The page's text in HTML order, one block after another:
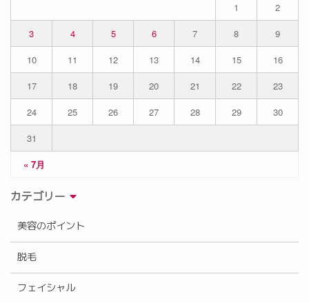
« 7月
1
2
3
4 5 6 7 8
9
10
11 12 13 14 15
16
17
18 19 20 21 22
23
24
25 26 27 28 29
30
31
カテゴリー
美容のポイント
脱毛
フェイシャル